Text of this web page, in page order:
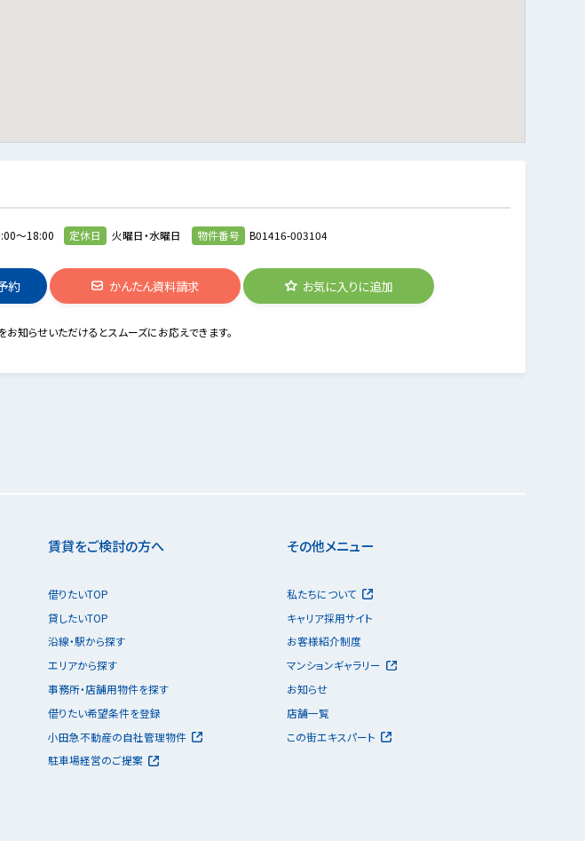
～18:00 定休日 火曜日・水曜日 物件番号 B01416-003104
約 かんたん資料請求 お気に入りに追加
知らせいただけるとスムーズにお応えできます。
賃貸をご検討の方へ
借りたいTOP
貸したいTOP
沿線・駅から探す
エリアから探す
事務所・店舗用物件を探す
借りたい希望条件を登録
小田急不動産の自社管理物件
駐車場経営のご提案
その他メニュー
私たちについて
キャリア採用サイト
お客様紹介制度
マンションギャラリー
お知らせ
店舗一覧
この街エキスパート